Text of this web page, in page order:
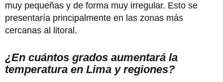
muy pequeñas y de forma muy irregular. Esto se
presentaría principalmente en las zonas más
cercanas al litoral.
¿En cuántos grados aumentará la
temperatura en Lima y regiones?